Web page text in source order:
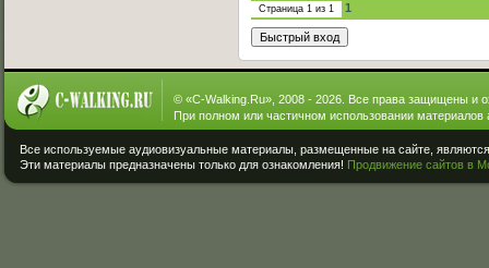
Страница 1 из 1 1
© «C-Walking.Ru», 2008 - 2026. Все права защищены и
При полном или частичном использовании материалов
Все используемые аудиовизуальные материалы, размещенные на сайте,
Эти материалы предназначены только для ознакомления! Продвижение сайтов в